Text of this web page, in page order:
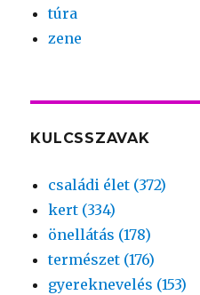
túra
zene
KULCSSZAVAK
családi élet (372)
kert (334)
önellátás (178)
természet (176)
gyereknevelés (153)